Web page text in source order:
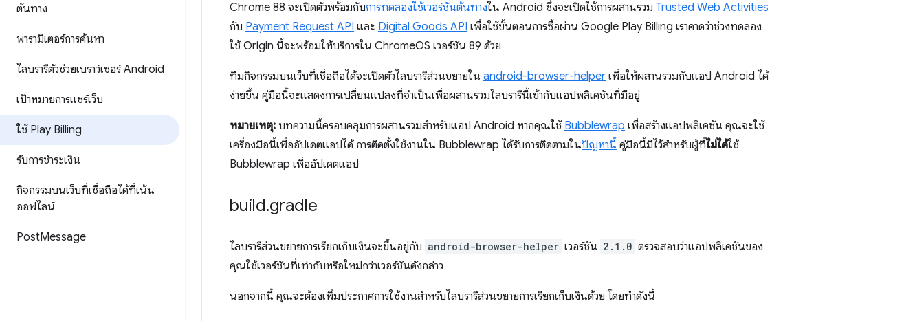
ต้นทาง
พารามิเตอร์การค้นหา
ไลบรารีตัวช่วยเบราว์เซอร์ Android
เป้าหมายการแชร์เว็บ
ใช้ Play Billing
รับการชำระเงิน
กิจกรรมบนเว็บที่เชื่อถือได้ที่เน้น
ออฟไลน์
PostMessage
Chrome 88 จะเปิดตัวพร้อมกับการทดลองใช้เวอร์ชันต้นทางใน Android ซึ่งจะเปิดใช้การผสานรวม Trusted Web Activities
กับ Payment Request API และ Digital Goods API เพื่อใช้ขั้นตอนการซื้อผ่าน Google Play Billing เราคาดว่าช่วงทดลอง
ใช้ Origin นี้จะพร้อมให้บริการใน ChromeOS เวอร์ชัน 89 ด้วย
ทีมกิจกรรมบนเว็บที่เชื่อถือได้จะเปิดตัวไลบรารีส่วนขยายใน android-browser-helper เพื่อให้ผสานรวมกับแอป Android ได้
ง่ายขึ้น คู่มือนี้จะแสดงการเปลี่ยนแปลงที่จําเป็นเพื่อผสานรวมไลบรารีนี้เข้ากับแอปพลิเคชันที่มีอยู่
หมายเหตุ: บทความนี้ครอบคลุมการผสานรวมสําหรับแอป Android หากคุณใช้ Bubblewrap เพื่อสร้างแอปพลิเคชัน คุณจะใช้
เครื่องมือนี้เพื่ออัปเดตแอปได้ การติดตั้งใช้งานใน Bubblewrap ได้รับการติดตามในปัญหานี้ คู่มือนี้มีไว้สำหรับผู้ที่ไม่ได้ใช้
Bubblewrap เพื่ออัปเดตแอป
build.gradle
ไลบรารีส่วนขยายการเรียกเก็บเงินจะขึ้นอยู่กับ android-browser-helper เวอร์ชัน 2.1.0 ตรวจสอบว่าแอปพลิเคชันของ
คุณใช้เวอร์ชันที่เท่ากับหรือใหม่กว่าเวอร์ชันดังกล่าว
นอกจากนี้ คุณจะต้องเพิ่มประกาศการใช้งานสำหรับไลบรารีส่วนขยายการเรียกเก็บเงินด้วย โดยทำดังนี้